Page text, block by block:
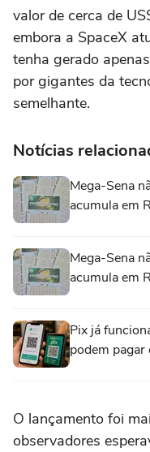
valor de cerca de
embora a SpaceX
tenha gerado
por gigantes da
semelhante.
Notícias
Mega-Sena
acumula em
Mega-Sena
acumula em
Pix já
podem
O lançamento foi
observadores